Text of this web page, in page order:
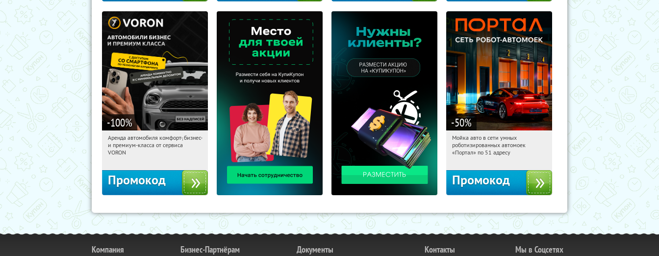
-100%
15:30:54 Получили:80
Автозаводская
Аренда автомобиля комфорт-, бизнес-
и премиум-класса от сервиса
VORON
Промокод
-50%
15:30:54 Получили:
Мойка авто в сети умных
роботизированных автомоек
«Портал» по 51 адресу
Промокод
Компания Бизнес-Партнёрам Документы Контакты Мы в Соцсетях